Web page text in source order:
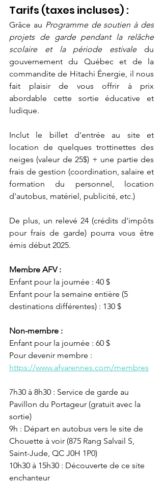
Tarifs (taxes incluses) :
Grâce au Programme de soutien à des
projets de garde pendant la relâche
scolaire et la période estivale du
gouvernement du Québec et de la
commandite de Hitachi Énergie, il nous
fait plaisir de vous offrir à prix
abordable cette sortie éducative et
ludique.
Inclut le billet d'entrée au site et
location de quelques trottinettes des
neiges (valeur de 25$) + une partie des
frais de gestion (coordination, salaire et
formation du personnel, location
d'autobus, matériel, publicité, etc.)
De plus, un relevé 24 (crédits d'impôts
pour frais de garde) pourra vous être
émis début 2025.
Membre AFV :
Enfant pour la journée : 40 $
Enfant pour la semaine entière (5
destinations différentes) : 130 $
Non-membre :
Enfant pour la journée : 60 $
Pour devenir membre :
https://www.afvarennes.com/membres
7h30 à 8h30 : Service de garde au
Pavillon du Portageur (gratuit avec la
sortie)
9h : Départ en autobus vers le site de
Chouette à voir (875 Rang Salvail S,
Saint-Jude, QC J0H 1P0)
10h30 à 15h30 : Découverte de ce site
enchanteur